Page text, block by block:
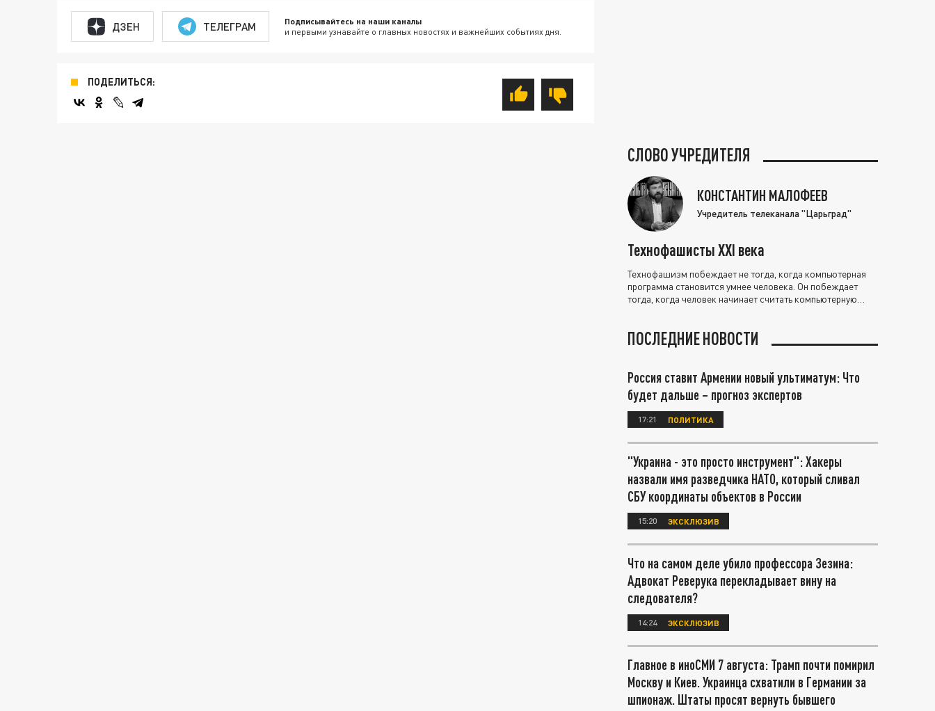
ДЗЕН ТЕЛЕГРАМ Подписывайтесь на наши каналы
и первыми узнавайте о главных новостях и важнейших событиях дня.
ПОДЕЛИТЬСЯ:
СЛОВО УЧРЕДИТЕЛЯ
КОНСТАНТИН МАЛОФЕЕВ
Учредитель телеканала "Царьград"
Технофашисты XXI века
Технофашизм побеждает не тогда, когда компьютерная
программа становится умнее человека. Он побеждает
тогда, когда человек начинает считать компьютерную
ПОСЛЕДНИЕ НОВОСТИ
Россия ставит Армении новый ультиматум: Что
будет дальше – прогноз экспертов
17:21 ПОЛИТИКА
"Украина - это просто инструмент": Хакеры
назвали имя разведчика НАТО, который сливал
СБУ координаты объектов в России
15:20 ЭКСКЛЮЗИВ
Что на самом деле убило профессора Зезина:
Адвокат Реверука перекладывает вину на
следователя?
14:24 ЭКСКЛЮЗИВ
Главное в иноСМИ 7 августа: Трамп почти помирил
Москву и Киев. Украинца схватили в Германии за
шпионаж. Штаты просят вернуть бывшего